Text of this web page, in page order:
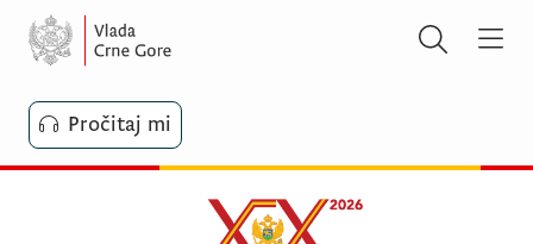
Pročitaj mi